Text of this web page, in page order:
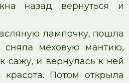
назад вернуться и
лампочку, пошла
сняла меховую мантию,
сажу, и вернулась к ней
Потом открыла